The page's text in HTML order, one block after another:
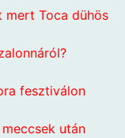
mert Toca dühös
fesztiválon
után